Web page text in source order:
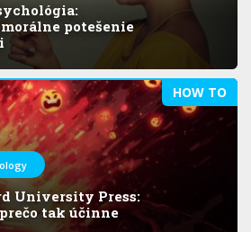
potešenie
HOW TO
University Press:
tak účinne